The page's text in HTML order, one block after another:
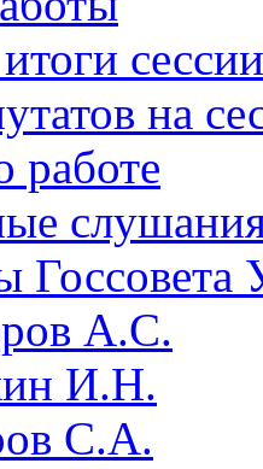
сессии
на
работе
А.С.
И.Н.
С.А.